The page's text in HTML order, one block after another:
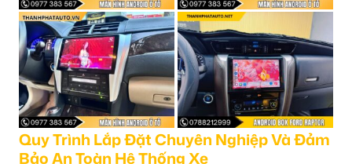
Quy Trình Lắp Đặt Chuyên Nghiệp Và Đảm
Bảo An Toàn Hệ Thống Xe